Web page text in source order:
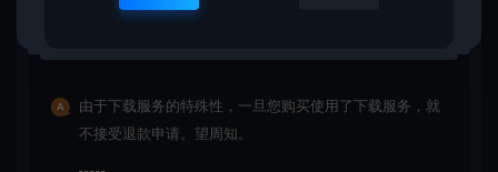
由于下载服务的特殊性，一旦您购买使用了下载服务，就
不接受退款申请。望周知。